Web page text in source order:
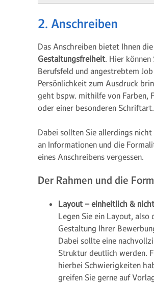
2. Anschreiben
Das Anschreiben bietet Ihnen die
Gestaltungsfreiheit. Hier können
Berufsfeld und angestrebtem
Persönlichkeit zum Ausdruck
geht bspw. mithilfe von Farben,
oder einer besonderen Schriftart.
Dabei sollten Sie allerdings nicht
an Informationen und die
eines Anschreibens vergessen.
Der Rahmen und die
Layout – einheitlich &
Legen Sie ein Layout, also
Gestaltung Ihrer
Dabei sollte eine
Struktur deutlich werden.
hierbei Schwierigkeiten
greifen Sie gerne auf